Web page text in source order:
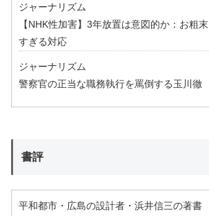
ジャーナリズム
【NHK性加害】3年放置は意図的か：お粗末
すぎる対応
ジャーナリズム
警察官の正当な職務執行を罵倒する玉川徹
書評
平和都市・広島の設計者・浜井信三の著書